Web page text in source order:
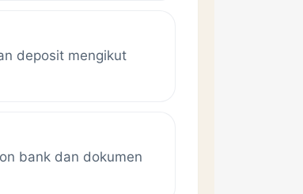
deposit mengikut
bank dan dokumen